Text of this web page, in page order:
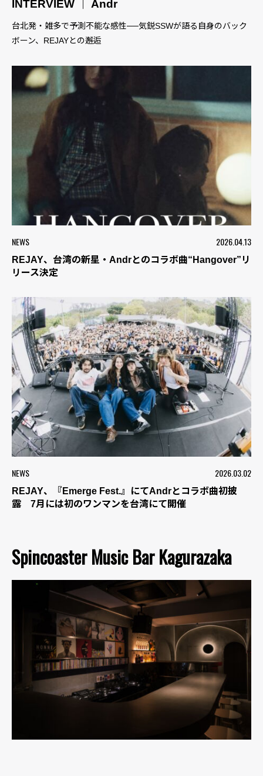
INTERVIEW ｜ Andr
台北発・雑多で予測不能な感性──気鋭SSWが語る自身のバック
ボーン、REJAYとの邂逅
NEWS 2026.04.13
REJAY、台湾の新星・Andrとのコラボ曲“Hangover”リ
リース決定
NEWS 2026.03.02
REJAY、『Emerge Fest.』にてAndrとコラボ曲初披
露 7月には初のワンマンを台湾にて開催
Spincoaster Music Bar Kagurazaka